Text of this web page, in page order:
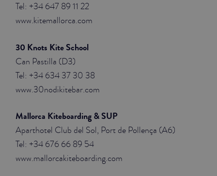
Tel: +34 647 89 11 22
www.kitemallorca.com
30 Knots Kite School
Can Pastilla (D3)
Tel: +34 634 37 30 38
www.30nodikitebar.com
Mallorca Kiteboarding & SUP
Aparthotel Club del Sol, Port de Pollença (A6)
Tel: +34 676 66 89 54
www.mallorcakiteboarding.com